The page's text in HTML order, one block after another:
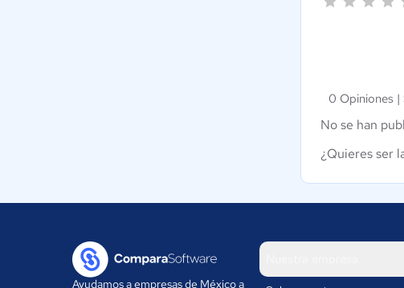
0 Opiniones |
No se han
¿Quieres ser
Ayudamos a empresas de México a